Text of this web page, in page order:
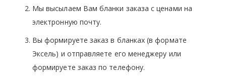
Мы высылаем Вам бланки заказа с ценами на
электронную почту.
Вы формируете заказ в бланках (в формате
Эксель) и отправляете его менеджеру или
формируете заказ по телефону.